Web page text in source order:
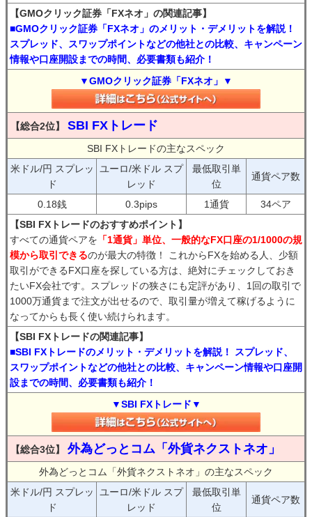
【GMOクリック証券「FXネオ」の関連記事】
■GMOクリック証券「FXネオ」のメリット・デメリットを解説！
スプレッド、スワップポイントなどの他社との比較、キャンペーン
情報や口座開設までの時間、必要書類も紹介！
▼GMOクリック証券「FXネオ」▼
【総合2位】 SBI FXトレード
SBI FXトレードの主なスペック
米ドル/円 スプレッ
ド
ユーロ/米ドル スプ
レッド
最低取引単
位
通貨ペア数
0.18銭 0.3pips 1通貨
34ペア
【SBI FXトレードのおすすめポイント】
すべての通貨ペアを 「1通貨」単位、一般的なFX口座の1/1000の規
模から取引できるのが最大の特徴！ これからFXを始める人、少額
取引ができるFX口座を探している方は、絶対にチェックしておき
たいFX会社です。スプレッドの狭さにも定評があり、1回の取引で
1000万通貨まで注文が出せるので、取引量が増えて稼げるように
なってからも長く使い続けられます。
【SBI FXトレードの関連記事】
■SBI FXトレードのメリット・デメリットを解説！ スプレッド、
スワップポイントなどの他社との比較、キャンペーン情報や口座開
設までの時間、必要書類も紹介！
▼SBI FXトレード▼
【総合3位】 外為どっとコム「外貨ネクストネオ」
外為どっとコム「外貨ネクストネオ」の主なスペック
米ドル/円 スプレッ
ド
ユーロ/米ドル スプ
レッド
最低取引単
位
通貨ペア数